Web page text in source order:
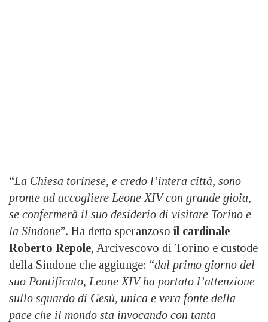
“La Chiesa torinese, e credo l’intera città, sono
pronte ad accogliere Leone XIV con grande gioia,
se confermerà il suo desiderio di visitare Torino e
la Sindone”. Ha detto speranzoso il cardinale
Roberto Repole, Arcivescovo di Torino e custode
della Sindone che aggiunge: “dal primo giorno del
suo Pontificato, Leone XIV ha portato l’attenzione
sullo sguardo di Gesù, unica e vera fonte della
pace che il mondo sta invocando con tanta